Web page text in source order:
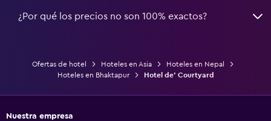
¿Por qué los precios no son 100% exactos?
Ofertas de hotel Hoteles en Asia
Hoteles en Nepal
Hoteles en Bhaktapur
Hotel de' Courtyard
Nuestra empresa